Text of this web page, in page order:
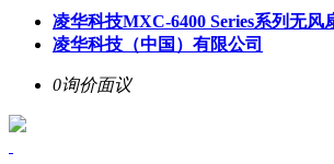
凌华科技MXC-6400 Series系列无风
凌华科技（中国）有限公司
0询价面议